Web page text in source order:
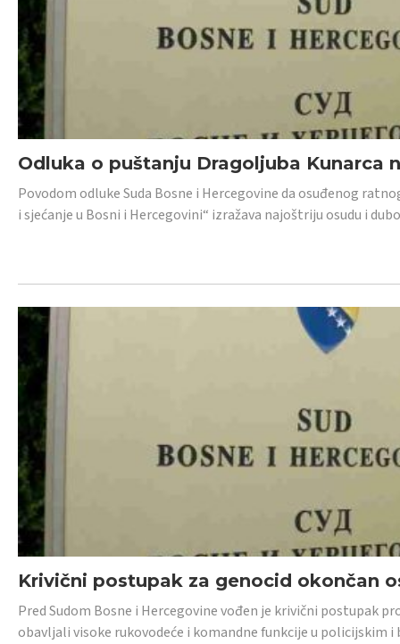
Odluka o puštanju Dragoljuba Kunarca
Povodom odluke Suda Bosne i Hercegovine da osuđenog
i sjećanje u Bosni i Hercegovini“ izražava najoštriju osudu i
Krivični postupak za genocid okončan
Pred Sudom Bosne i Hercegovine vođen je krivični postupak
obavljali visoke rukovodeće i komandne funkcije u policijskim